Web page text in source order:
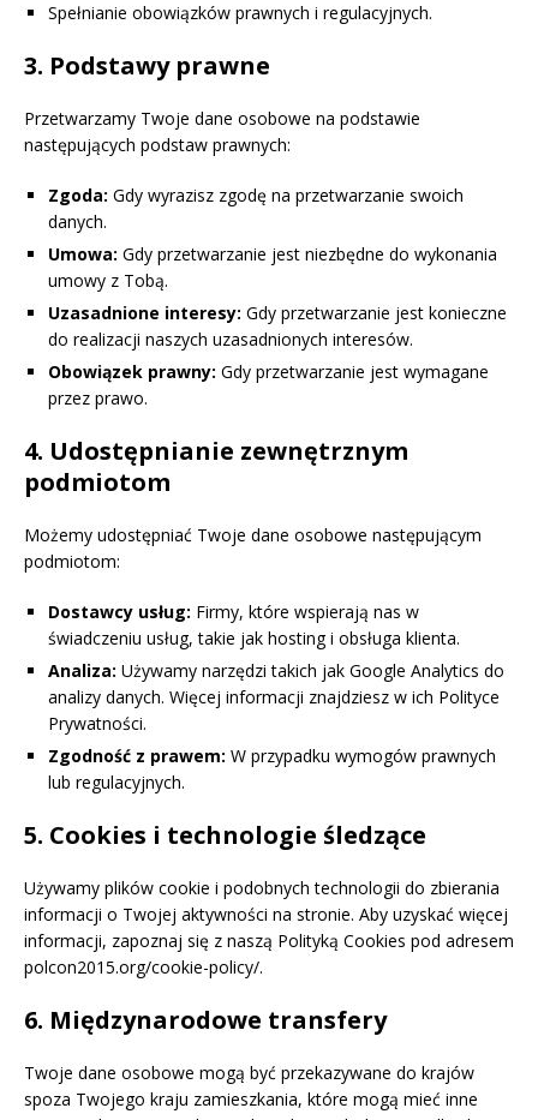
Spełnianie obowiązków prawnych i regulacyjnych.
3. Podstawy prawne
Przetwarzamy Twoje dane osobowe na podstawie
następujących podstaw prawnych:
Zgoda: Gdy wyrazisz zgodę na przetwarzanie swoich
danych.
Umowa: Gdy przetwarzanie jest niezbędne do wykonania
umowy z Tobą.
Uzasadnione interesy: Gdy przetwarzanie jest konieczne
do realizacji naszych uzasadnionych interesów.
Obowiązek prawny: Gdy przetwarzanie jest wymagane
przez prawo.
4. Udostępnianie zewnętrznym
podmiotom
Możemy udostępniać Twoje dane osobowe następującym
podmiotom:
Dostawcy usług: Firmy, które wspierają nas w
świadczeniu usług, takie jak hosting i obsługa klienta.
Analiza: Używamy narzędzi takich jak Google Analytics do
analizy danych. Więcej informacji znajdziesz w ich Polityce
Prywatności.
Zgodność z prawem: W przypadku wymogów prawnych
lub regulacyjnych.
5. Cookies i technologie śledzące
Używamy plików cookie i podobnych technologii do zbierania
informacji o Twojej aktywności na stronie. Aby uzyskać więcej
informacji, zapoznaj się z naszą Polityką Cookies pod adresem
polcon2015.org/cookie-policy/.
6. Międzynarodowe transfery
Twoje dane osobowe mogą być przekazywane do krajów
spoza Twojego kraju zamieszkania, które mogą mieć inne